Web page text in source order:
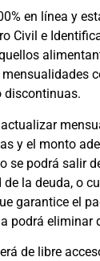
en línea y
Civil e
discontinuas.
y el monto
se podrá salir
la deuda, o
garantice el
podrá eliminar
de libre